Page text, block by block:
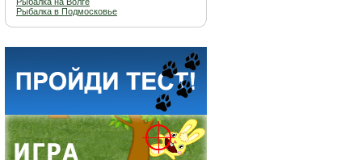
Рыбалка в Подмосковье